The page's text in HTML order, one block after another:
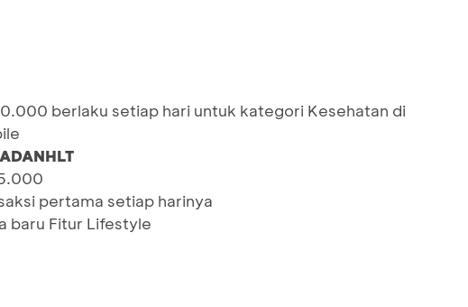
berlaku setiap hari untuk kategori Kesehatan di
pertama setiap harinya
baru Fitur Lifestyle